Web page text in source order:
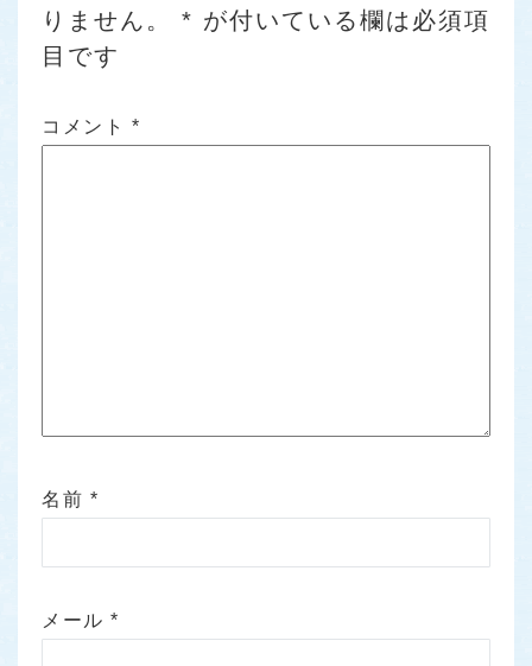
りません。
* が付いている欄は必須項
目です
コメント *
名前 *
メール*